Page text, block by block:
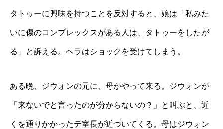
タトゥーに興味を持つことを反対すると、娘は「私みた
いに傷のコンプレックスがある人は、タトゥーをしたが
る」と訴える。ヘラはショックを受けてしまう。
ある晩、ジウォンの元に、母がやって来る。ジウォンが
「来ないでと言ったのが分からないの？」と叫ぶと、近
くを通りかかったテ室長が近づいてくる。母はジウォン